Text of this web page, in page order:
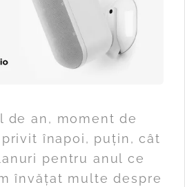
de an, moment de
înapoi, puțin, cât
pentru anul ce
învățat multe despre